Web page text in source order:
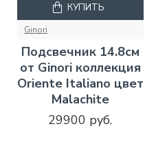
Ginori
Подсвечник 14.8см
от Ginori коллекция
Oriente Italiano цвет
Malachite
29900 руб.
КУПИТЬ